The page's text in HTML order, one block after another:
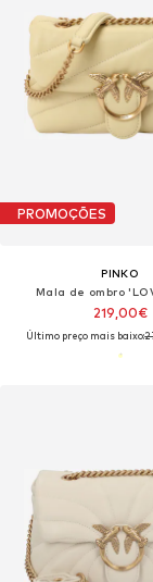
PROMOÇÕES
PINKO
Mala de ombro
219,00€
Último preço mais baixo: